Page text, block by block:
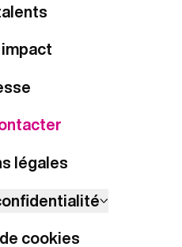
impact
légales
cookies